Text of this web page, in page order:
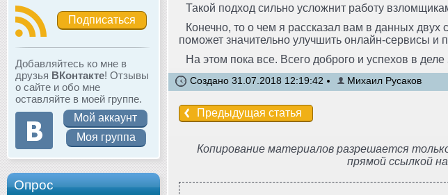
Подписаться
Добавляйтесь ко мне в
друзья ВКонтакте! Отзывы
о сайте и обо мне
оставляйте в моей группе.
Мой аккаунт
Моя группа
Опрос
Такой подход сильно усложнит работу
Конечно, то о чем я рассказал вам в данных двух
поможет значительно улучшить онлайн-сервисы и
На этом пока все. Всего доброго и успехов в
Создано 31.07.2018 12:19:42 Михаил Русаков
Предыдущая статья
Копирование материалов разрешается
прямой ссылкой